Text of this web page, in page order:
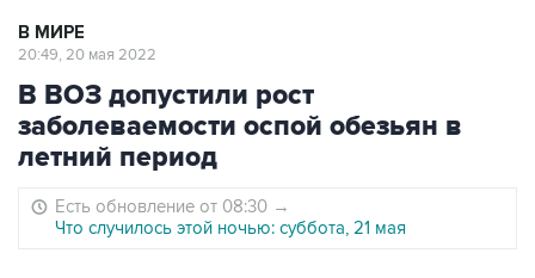
В МИРЕ
20:49, 20 мая 2022
В ВОЗ допустили рост
заболеваемости оспой обезьян в
летний период
Есть обновление от 08:30 →
Что случилось этой ночью: суббота, 21 мая